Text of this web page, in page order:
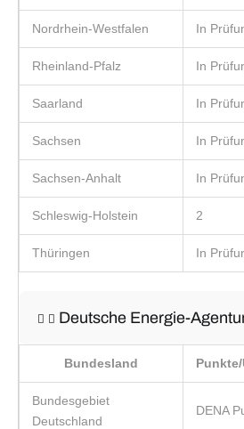
Nordrhein-Westfalen In
Rheinland-Pfalz In
Saarland In
Sachsen In
Sachsen-Anhalt In
Schleswig-Holstein 2
Thüringen In
Deutsche Energie-
Bundesland
Bundesgebiet
Deutschland
DENA